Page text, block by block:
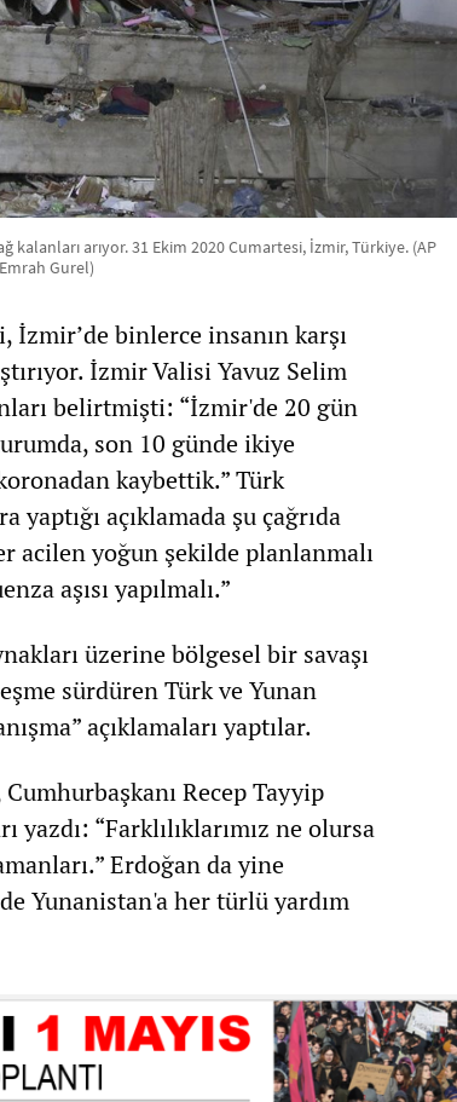
arıyor. 31 Ekim 2020 Cumartesi, İzmir, Türkiye. (AP
Gurel)
İzmir’de binlerce insanın karşı
İzmir Valisi Yavuz Selim
belirtmişti: “İzmir'de 20 gün
son 10 günde ikiye
kaybettik.” Türk
açıklamada şu çağrıda
acilen yoğun şekilde planlanmalı
aşısı yapılmalı.”
üzerine bölgesel bir savaşı
sürdüren Türk ve Yunan
açıklamaları yaptılar.
Recep Tayyip
“Farklılıklarımız ne olursa
Erdoğan da yine
Yunanistan'a her türlü yardım